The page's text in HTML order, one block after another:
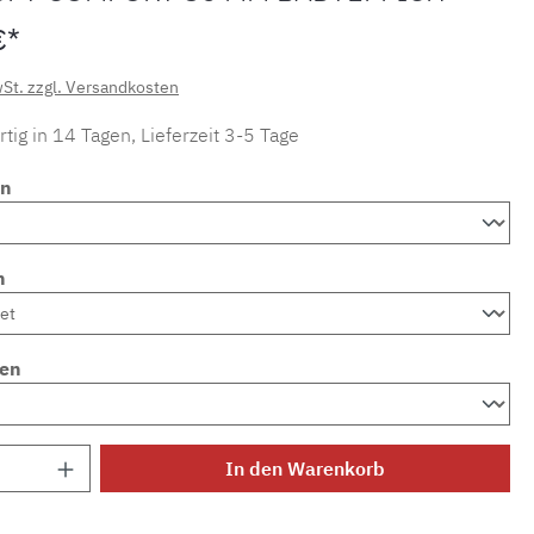
zzgl. Versandkosten
in 14 Tagen, Lieferzeit 3-5 Tage
Anzahl: Gib den gewünschten Wert ein
In den Warenkorb